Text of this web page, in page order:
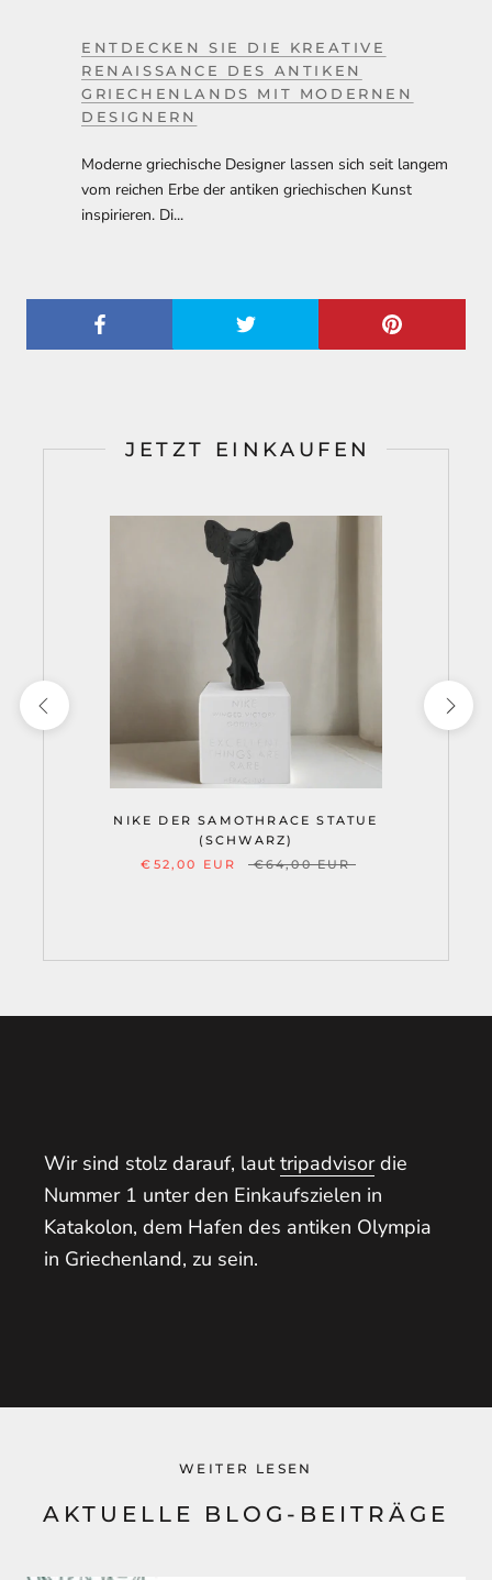
ENTDECKEN SIE DIE KREATIVE
RENAISSANCE DES ANTIKEN
GRIECHENLANDS MIT MODERNEN
DESIGNERN
Moderne griechische Designer lassen sich seit langem
vom reichen Erbe der antiken griechischen Kunst
inspirieren. Di...
JETZT EINKAUFEN
NIKE DER SAMOTHRACE STATUE
(SCHWARZ)
€52,00 EUR
€64,00 EUR
Wir sind stolz darauf, lauttripadvisordie
Nummer 1 unter den Einkaufszielen in
Katakolon, dem Hafen des antiken Olympia
in Griechenland, zu sein.
WEITER LESEN
AKTUELLE BLOG-BEITRÄGE